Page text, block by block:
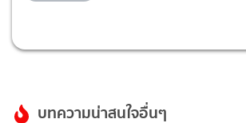
บทความน่าสนใจอื่นๆ